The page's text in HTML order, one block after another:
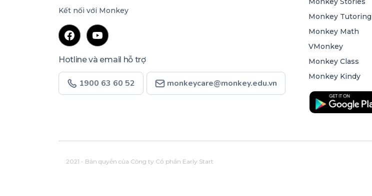
Kết nối với Monkey
Hotline và email hỗ trợ
1900 63 60 52 monkeycare@monkey.edu.vn
Monkey Tutoring
Monkey Math
VMonkey
Monkey Class
Monkey Kindy
2021 - Bản quyền của Công ty Cổ phần Early Start